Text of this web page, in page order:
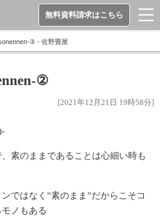
② - 佐野畳屋
②
[2021年12月21日 19時58分]
素のままであることは心細い時も
ではなく”素のまま”だからこそコ
ノもある
無料資料請求はこちら